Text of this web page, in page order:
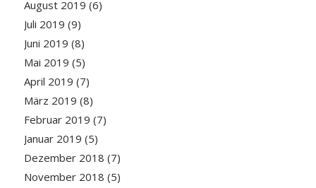
August 2019 (6)
Juli 2019 (9)
Juni 2019 (8)
Mai 2019 (5)
April 2019 (7)
März 2019 (8)
Februar 2019 (7)
Januar 2019 (5)
Dezember 2018 (7)
November 2018 (5)